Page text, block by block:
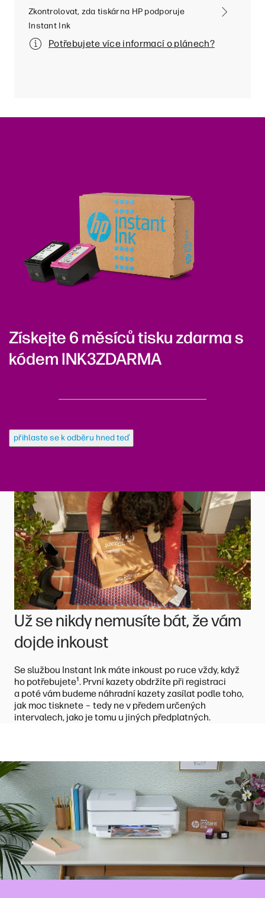
Zkontrolovat, zda tiskárna HP podporuje
Instant Ink
Potřebujete více informací o plánech?
Získejte 6 měsíců tisku zdarma s
kódem INK3ZDARMA
přihlaste se k odběru hned teď
Už se nikdy nemusíte bát, že vám
dojde inkoust
Se službou Instant Ink máte inkoust po ruce vždy, když
ho potřebujete¹. První kazety obdržíte při registraci
a poté vám budeme náhradní kazety zasílat podle toho,
jak moc tisknete – tedy ne v předem určených
intervalech, jako je tomu u jiných předplatných.